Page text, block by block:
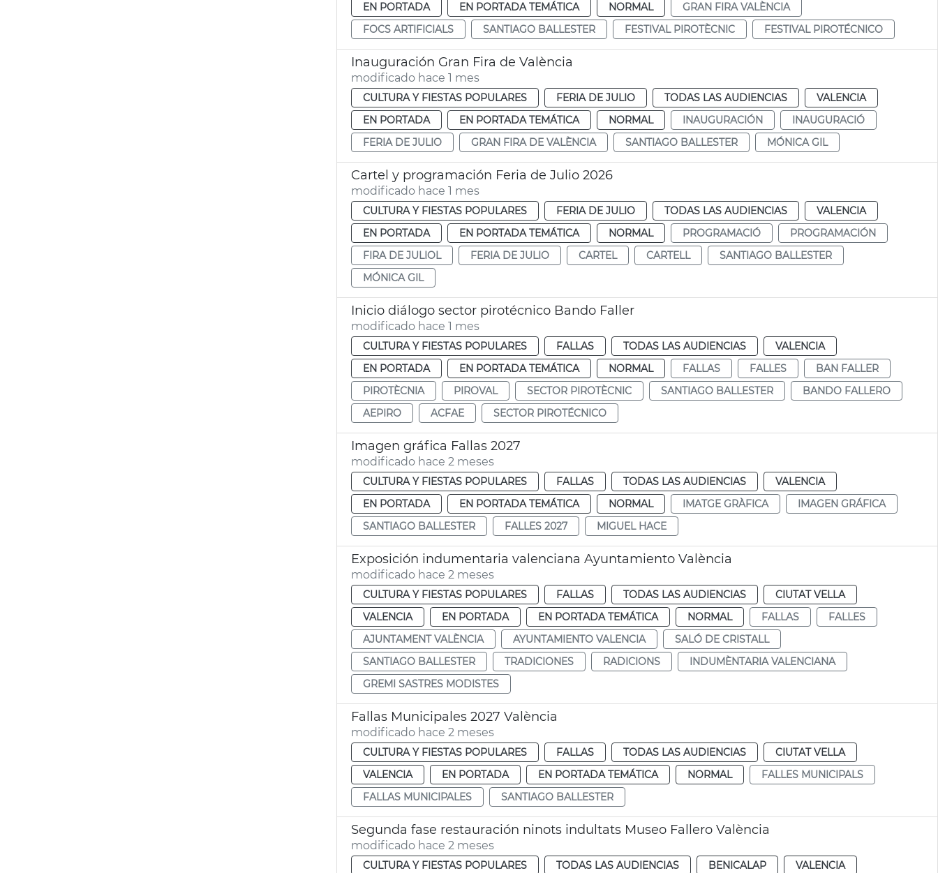
EN PORTADA
EN PORTADA TEMÁTICA NORMAL
GRAN FIRA VALÈNCIA
FOCS ARTIFICIALS
SANTIAGO BALLESTER FESTIVAL PIROTÈCNIC FESTIVAL PIROTÉCNICO
Inauguración Gran Fira de València
modificado hace 1 mes
CULTURA Y FIESTAS POPULARES FERIA DE JULIO TODAS LAS AUDIENCIAS
VALENCIA
EN PORTADA
EN PORTADA TEMÁTICA NORMAL INAUGURACIÓN
INAUGURACIÓ
FERIA DE JULIO
GRAN FIRA DE VALÈNCIA SANTIAGO BALLESTER MÓNICA GIL
Cartel y programación Feria de Julio 2026
modificado hace 1 mes
CULTURA Y FIESTAS POPULARES FERIA DE JULIO TODAS LAS AUDIENCIAS
VALENCIA
EN PORTADA
EN PORTADA TEMÁTICA NORMAL PROGRAMACIÓ
PROGRAMACIÓN
FIRA DE JULIOL
FERIA DE JULIO CARTEL CARTELL
SANTIAGO BALLESTER
MÓNICA GIL
Inicio diálogo sector pirotécnico Bando Faller
modificado hace 1 mes
CULTURA Y FIESTAS POPULARES FALLAS TODAS LAS AUDIENCIAS
VALENCIA
EN PORTADA
EN PORTADA TEMÁTICA NORMAL FALLAS FALLES
BAN FALLER
PIROTÈCNIA
PIROVAL SECTOR PIROTÈCNIC SANTIAGO BALLESTER
BANDO FALLERO
AEPIRO
ACFAE SECTOR PIROTÉCNICO
Imagen gráfica Fallas 2027
modificado hace 2 meses
CULTURA Y FIESTAS POPULARES FALLAS TODAS LAS AUDIENCIAS
VALENCIA
EN PORTADA
EN PORTADA TEMÁTICA NORMAL IMATGE GRÀFICA
IMAGEN GRÁFICA
SANTIAGO BALLESTER
FALLES 2027 MIGUEL HACE
Exposición indumentaria valenciana Ayuntamiento València
modificado hace 2 meses
CULTURA Y FIESTAS POPULARES FALLAS TODAS LAS AUDIENCIAS
CIUTAT VELLA
VALENCIA
EN PORTADA EN PORTADA TEMÁTICA NORMAL FALLAS
FALLES
AJUNTAMENT VALÈNCIA
AYUNTAMIENTO VALENCIA
SALÓ DE CRISTALL
SANTIAGO BALLESTER
TRADICIONES RADICIONS
INDUMÈNTARIA VALENCIANA
GREMI SASTRES MODISTES
Fallas Municipales 2027 València
modificado hace 2 meses
CULTURA Y FIESTAS POPULARES FALLAS TODAS LAS AUDIENCIAS
CIUTAT VELLA
VALENCIA
EN PORTADA EN PORTADA TEMÁTICA NORMAL
FALLES MUNICIPALS
FALLAS MUNICIPALES
SANTIAGO BALLESTER
Segunda fase restauración ninots indultats Museo Fallero València
modificado hace 2 meses
CULTURA Y FIESTAS POPULARES TODAS LAS AUDIENCIAS BENICALAP VALENCIA